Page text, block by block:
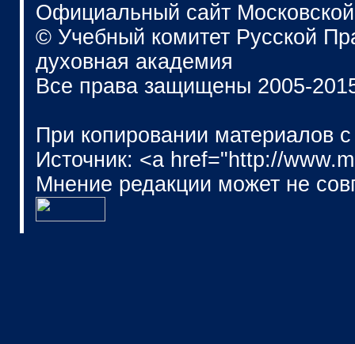
Официальный сайт
© Учебный комитет Русской
духовная академия
Все права защищены 2005-
При копировании материалов
Источник: <a href="http://
Мнение редакции может не